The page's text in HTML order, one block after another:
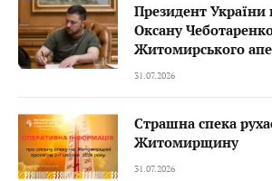
Президент України
Оксану
Житомирського
31.07.2026
Страшна спека
Житомирщину
31.07.2026